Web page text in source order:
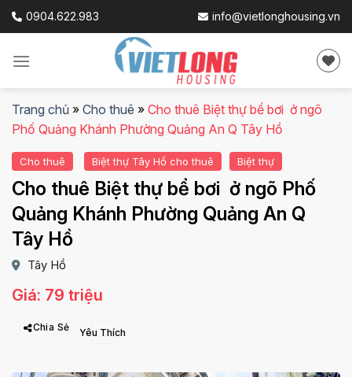
Skip
0904.622.983 info@vietlonghousing.vn
Trang chủ » Cho thuê » Cho thuê Biệt thự bể bơi ở ngõ
Phố Quảng Khánh Phường Quảng An Q Tây Hồ
Cho thuê Biệt thự Tây Hồ cho thuê Biệt thự
Cho thuê Biệt thự bể bơi ở ngõ Phố
Quảng Khánh Phường Quảng An Q
Tây Hồ
Tây Hồ
Giá: 79 triệu
Chia Sẻ